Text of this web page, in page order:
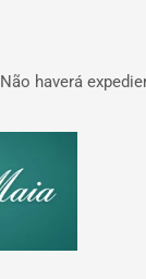
Não haverá